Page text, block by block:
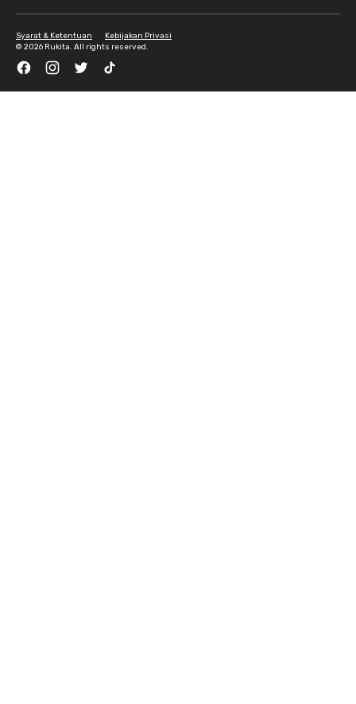
© 2026 Rukita. All rights reserved.
Syarat & Ketentuan Kebijakan Privasi
FacebookInstagramTwitter TikTok